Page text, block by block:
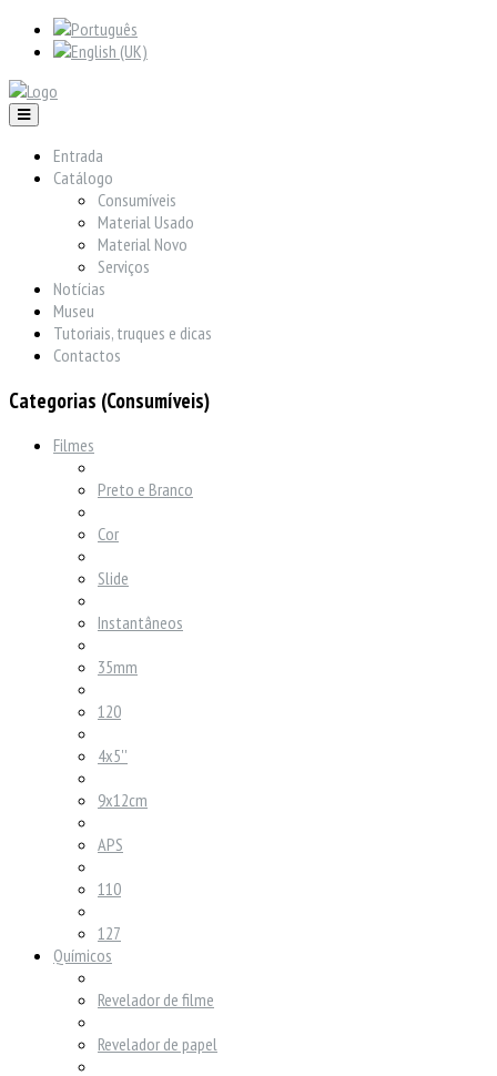
Entrada
Catálogo
Consumíveis
Material Usado
Material Novo
Serviços
Notícias
Museu
Tutoriais, truques e dicas
Contactos
Categorias (Consumíveis)
Filmes
Preto e Branco
Cor
Slide
Instantâneos
35mm
120
4x5''
9x12cm
APS
110
127
Químicos
Revelador de filme
Revelador de papel